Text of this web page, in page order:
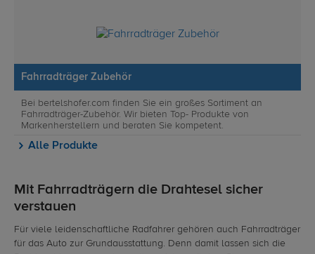
Fahrradträger Zubehör
Bei bertelshofer.com finden Sie ein großes Sortiment an
Fahrradträger-Zubehör. Wir bieten Top- Produkte von
Markenherstellern und beraten Sie kompetent.
Alle Produkte
Mit Fahrradträgern die Drahtesel sicher
verstauen
Für viele leidenschaftliche Radfahrer gehören auch Fahrradträger
für das Auto zur Grundausstattung. Denn damit lassen sich die